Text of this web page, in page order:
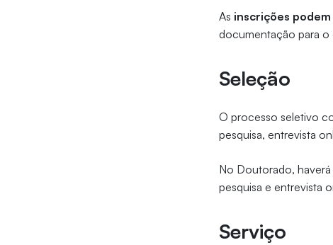
As inscrições
documentação para o
Seleção
O processo seletivo
pesquisa, entrevista
No Doutorado,
pesquisa e entrevista
Serviço